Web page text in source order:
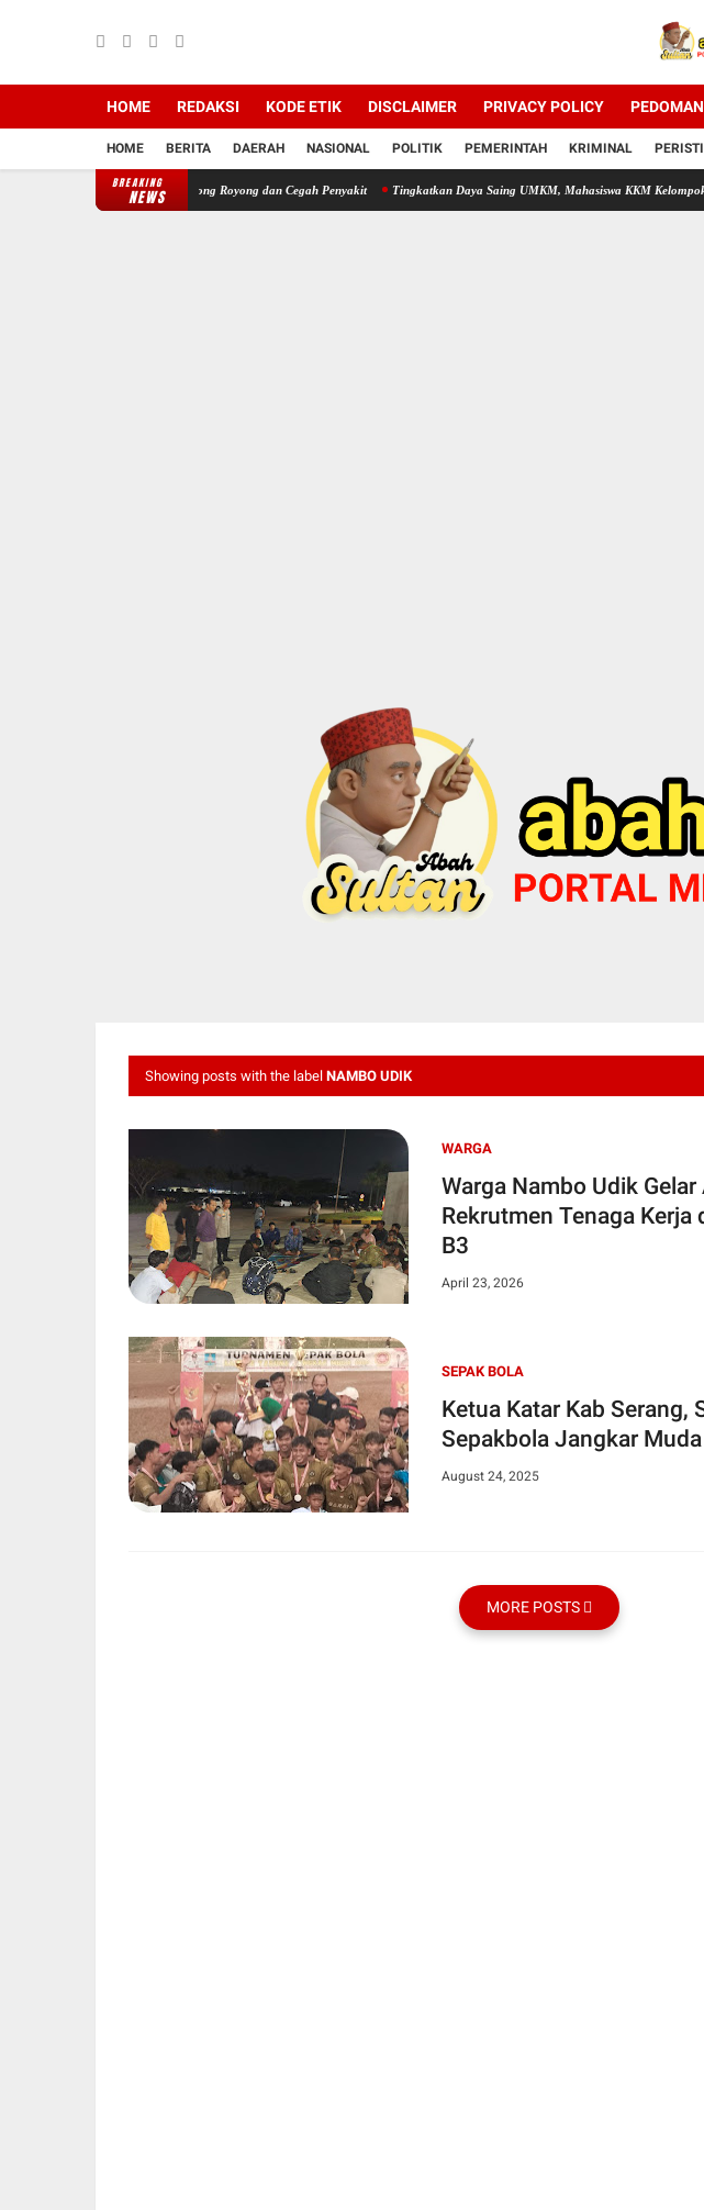
HOME REDAKSI KODE ETIK DISCLAIMER PRIVACY POLICY
HOME BERITA DAERAH NASIONAL POLITIK PEMERINTAH KRIMINAL
BREAKING
NEWS
Perkuat Budaya Gotong Royong dan Cegah Penyakit Tingkatkan Daya Saing UMKM, Mahasiswa KKM Kelompok 44
Showing posts with the label NAMBO UDIK
WARGA
Warga Nambo Udik
Rekrutmen Tenaga Kerja
B3
April 23, 2026
SEPAK BOLA
Ketua Katar Kab Serang,
Sepakbola Jangkar
August 24, 2025
MORE POSTS